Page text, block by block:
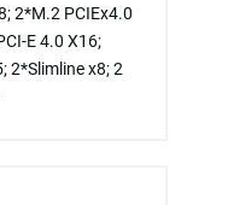
2*M.2 PCIEx4.0
E 4.0 X16;
2*Slimline x8; 2